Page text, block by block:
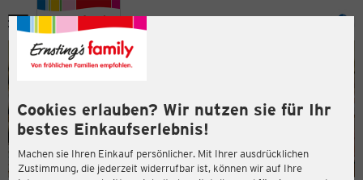
Cookies erlauben? Wir nutzen sie für Ihr
bestes Einkaufserlebnis!
Machen sie Ihren Einkauf persönlicher. Mit Ihrer ausdrücklichen
Zustimmung, die jederzeit widerrufbar ist, können wir auf Ihre
Menü